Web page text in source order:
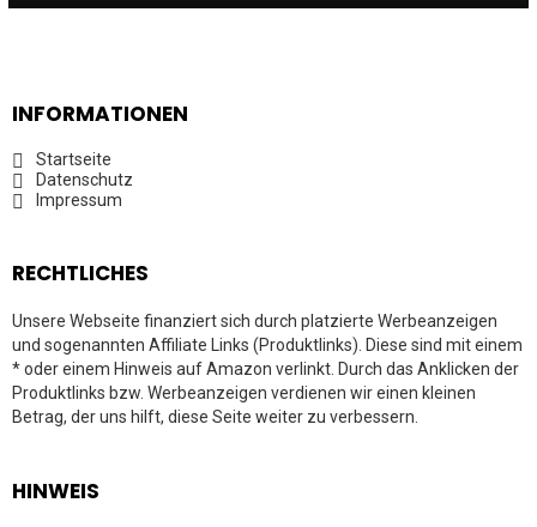
INFORMATIONEN
Startseite
Datenschutz
Impressum
RECHTLICHES
Unsere Webseite finanziert sich durch platzierte Werbeanzeigen
und sogenannten Affiliate Links (Produktlinks). Diese sind mit einem
* oder einem Hinweis auf Amazon verlinkt. Durch das Anklicken der
Produktlinks bzw. Werbeanzeigen verdienen wir einen kleinen
Betrag, der uns hilft, diese Seite weiter zu verbessern.
HINWEIS